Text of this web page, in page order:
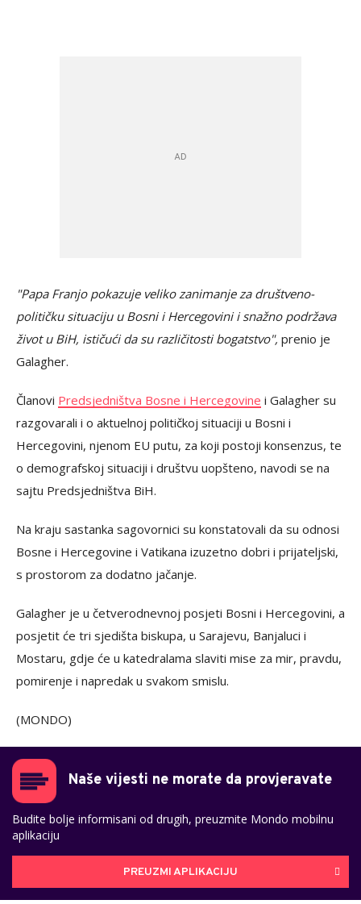
"Papa Franjo pokazuje veliko zanimanje za društveno-
političku situaciju u Bosni i Hercegovini i snažno podržava
život u BiH, ističući da su različitosti bogatstvo", prenio je
Galagher.
Članovi Predsjedništva Bosne i Hercegovine i Galagher su
razgovarali i o aktuelnoj političkoj situaciji u Bosni i
Hercegovini, njenom EU putu, za koji postoji konsenzus, te
o demografskoj situaciji i društvu uopšteno, navodi se na
sajtu Predsjedništva BiH.
Na kraju sastanka sagovornici su konstatovali da su odnosi
Bosne i Hercegovine i Vatikana izuzetno dobri i prijateljski,
s prostorom za dodatno jačanje.
Galagher je u četverodnevnoj posjeti Bosni i Hercegovini, a
posjetit će tri sjedišta biskupa, u Sarajevu, Banjaluci i
Mostaru, gdje će u katedralama slaviti mise za mir, pravdu,
pomirenje i napredak u svakom smislu.
(MONDO)
Naše vijesti ne morate da provjeravate
Budite bolje informisani od drugih, preuzmite Mondo mobilnu
aplikaciju
PREUZMI APLIKACIJU